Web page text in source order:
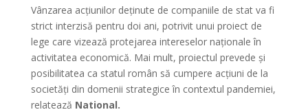
Vânzarea acțiunilor deținute de companiile de stat va fi
strict interzisă pentru doi ani, potrivit unui proiect de
lege care vizează protejarea intereselor naționale în
activitatea economică. Mai mult, proiectul prevede și
posibilitatea ca statul român să cumpere acțiuni de la
societăți din domenii strategice în contextul pandemiei,
relatează National.